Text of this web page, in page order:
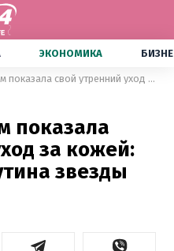
ЭКОНОМИКА
Виктория Бекхэм показала свой утренний уход за кожей: как выглядит рутина звезды
показала
за кожей:
звезды